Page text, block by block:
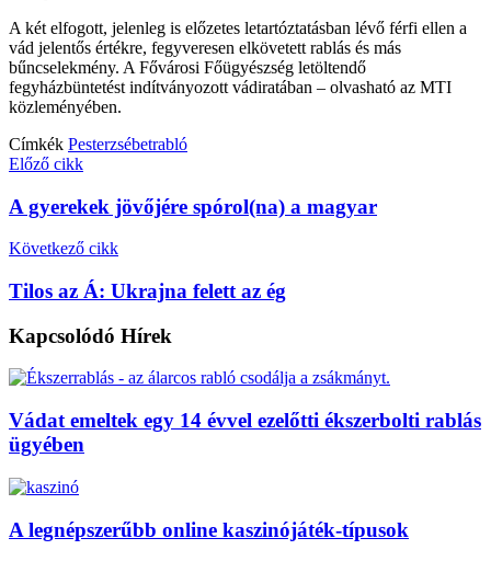
A két elfogott, jelenleg is előzetes letartóztatásban lévő férfi ellen a
vád jelentős értékre, fegyveresen elkövetett rablás és más
bűncselekmény. A Fővárosi Főügyészség letöltendő
fegyházbüntetést indítványozott vádiratában – olvasható az MTI
közleményében.
Címkék Pesterzsébetrabló
Előző cikk
A gyerekek jövőjére spórol(na) a magyar
Következő cikk
Tilos az Á: Ukrajna felett az ég
Kapcsolódó Hírek
Vádat emeltek egy 14 évvel ezelőtti ékszerbolti rablás
ügyében
A legnépszerűbb online kaszinójáték-típusok